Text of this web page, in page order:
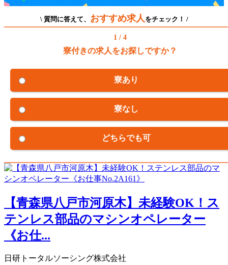
\ 質問に答えて、 おすすめ求人 をチェック！ /
1 / 4
寮付きの求人をお探しですか？
寮あり
寮なし
どちらでも可
【青森県八戸市河原木】未経験OK！ス
テンレス部品のマシンオペレーター
《お仕...
日研トータルソーシング株式会社